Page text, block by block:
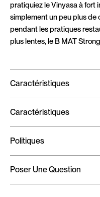
pratiquiez le Vinyasa à fort
simplement un peu plus
pendant les pratiques
plus lentes, le B MAT
Caractéristiques
Caractéristiques
Politiques
Poser Une Question